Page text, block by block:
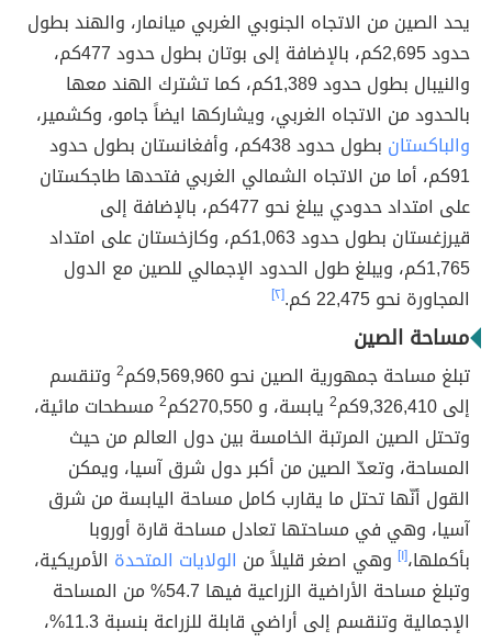
يحد الصين من الاتجاه الجنوبي الغربي ميانمار، والهند بطول
حدود 2,695كم، بالإضافة إلى بوتان بطول حدود 477كم،
والنيبال بطول حدود 1,389كم، كما تشترك الهند معها
بالحدود من الاتجاه الغربي، ويشاركها ايضاً جامو، وكشمير،
والباكستان
بطول حدود 438كم، وأفغانستان بطول حدود
91كم، أما من الاتجاه الشمالي الغربي فتحدها طاجكستان
على امتداد حدودي يبلغ نحو 477كم، بالإضافة إلى
قيرزغستان بطول حدود 1,063كم، وكازخستان على امتداد
1,765كم، ويبلغ طول الحدود الإجمالي للصين مع الدول
المجاورة نحو 22,475 كم.
[٢]
مساحة الصين
تبلغ مساحة جمهورية الصين نحو 9,569,960كم 2 وتنقسم
إلى 9,326,410كم
2 يابسة، و 270,550كم 2 مسطحات مائية،
وتحتل الصين المرتبة الخامسة بين دول العالم من حيث
المساحة، وتعدّ الصين من أكبر دول شرق آسيا، ويمكن
القول أنّها تحتل ما يقارب كامل مساحة اليابسة من شرق
آسيا، وهي في مساحتها تعادل مساحة قارة أوروبا
بأكملها،[١] وهي اصغر قليلاً من الولايات المتحدة الأمريكية،
وتبلغ مساحة الأراضية الزراعية فيها 54.7% من المساحة
الإجمالية وتنقسم إلى أراضي قابلة للزراعة بنسبة 11.3%،